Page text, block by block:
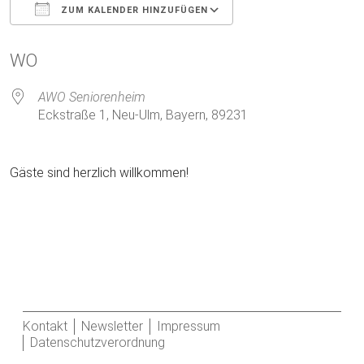
ZUM KALENDER HINZUFÜGEN
WO
AWO Seniorenheim
Eckstraße 1, Neu-Ulm, Bayern, 89231
Gäste sind herzlich willkommen!
Kontakt Newsletter
Impressum
Datenschutzverordnung